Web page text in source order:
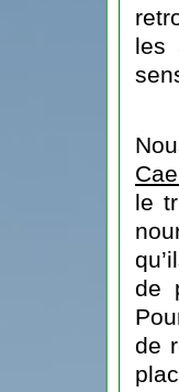
les
le
de
de